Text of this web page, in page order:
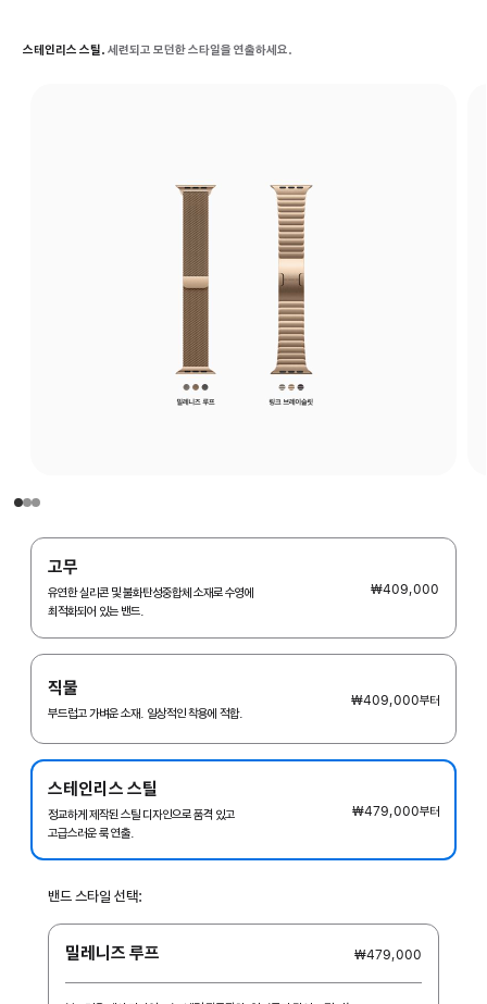
스테인리스 스틸. 세련되고 모던한 스타일을 연출하세요.
고무
유연한 실리콘 및 불화탄성중합체 소재로 수영에
최적화되어 있는 밴드.
₩409,000
직물
부드럽고 가벼운 소재. 일상적인 착용에 적합.
₩409,000부터
스테인리스 스틸
정교하게 제작된 스틸 디자인으로 품격 있고
고급스러운 룩 연출.
₩479,000부터
밴드 스타일 선택:
밀레니즈 루프 ₩479,000